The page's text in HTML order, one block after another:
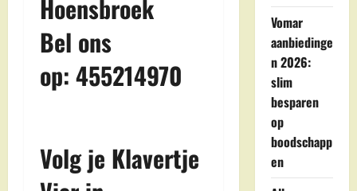
Hoensbroek
Bel ons
op: 455214970
Volg je Klavertje
Vomar
aanbiedinge
n 2026:
slim
besparen
op
boodschapp
en